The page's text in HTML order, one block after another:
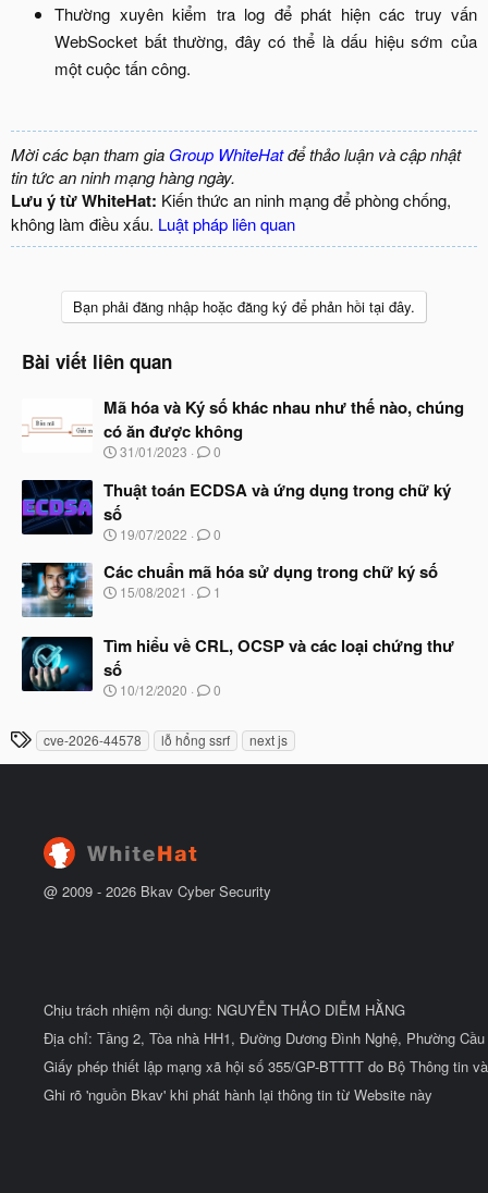
Thường xuyên kiểm tra log để phát hiện các truy vấn
WebSocket bất thường, đây có thể là dấu hiệu sớm của
một cuộc tấn công.​
Mời các bạn tham gia Group WhiteHatđể thảo luận và cập nhật
tin tức an ninh mạng hàng ngày.
Lưu ý từ WhiteHat: Kiến thức an ninh mạng để phòng chống,
không làm điều xấu. Luật pháp liên quan
Bạn phải đăng nhập hoặc đăng ký để phản hồi tại đây.
Bài viết liên quan
Mã hóa và Ký số khác nhau như thế nào, chúng
có ăn được không
N
à
y
b
ắ
đ
ầ
31/01/2023 0
Thuật toán ECDSA và ứng dụng trong chữ ký
số
N
à
y
b
đ
ầ
u
19/07/2022 0
Các chuẩn mã hóa sử dụng trong chữ ký số
N
y
b
ắ
t
ầ
u
15/08/2021 1
Tìm hiểu về CRL, OCSP và các loại chứng thư
số
N
y
u
10/12/2020 0
T
h
cve-2026-44578 lỗ hổng ssrf next js
@ 2009 - 2026 Bkav Cyber Security
Chịu trách nhiệm nội dung: NGUYỄN THẢO DIỄM HẰNG
Địa chỉ: Tầng 2, Tòa nhà HH1, Đường Dương Đình Nghệ, Phường
Giấy phép thiết lập mạng xã hội số 355/GP-BTTTT do Bộ Thông tin
Ghi rõ 'nguồn Bkav' khi phát hành lại thông tin từ Website này